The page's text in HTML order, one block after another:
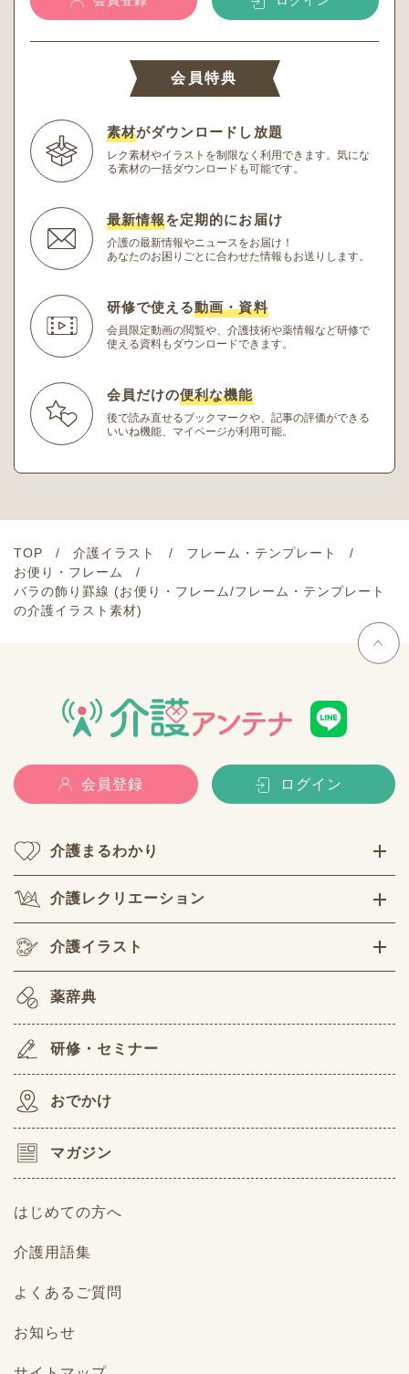
会員特典
素材がダウンロードし放題
レク素材やイラストを制限なく利用できます。 気にな
る素材の一括ダウンロードも可能です。
最新情報を定期的にお届け
介護の最新情報やニュースをお届け！
あなたのお困りごとに合わせた情報もお送りします。
研修で使える動画・資料
会員限定動画の閲覧や、介護技術や薬情報など研修で
使える資料もダウンロードできます。
会員だけの便利な機能
後で読み直せるブックマークや、記事の評価ができる
いいね機能、マイページが利用可能。
TOP 介護イラスト
フレーム・テンプレート
お便り・フレーム
バラの飾り罫線 (お便り・フレーム/フレーム・テンプレート
の介護イラスト素材)
会員登録 ログイン
介護まるわかり
介護レクリエーション
介護イラスト
薬辞典
研修・セミナー
おでかけ
マガジン
はじめての方へ
介護用語集
よくあるご質問
お知らせ